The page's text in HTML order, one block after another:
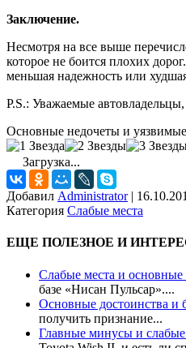
Заключение.
Несмотря на все выше
которое не боится плохих
меньшая надежность или
P.S.: Уважаемые
Основные недочеты и
Загрузка...
Добавил Administrator |
Категория Слабые места
ЕЩЕ ПОЛЕЗНОЕ И
Слабые места и основные
базе «Нисан Пульсар»....
Основные достоинства и
получить признание...
Главные минусы и слабые